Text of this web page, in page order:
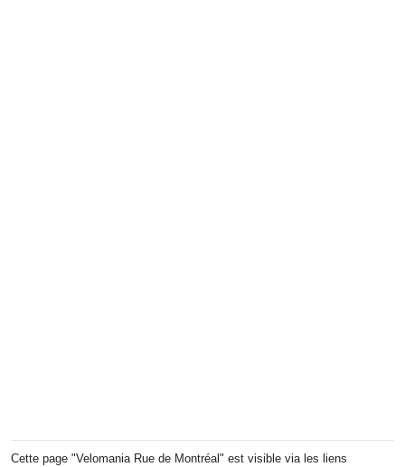
Cette page "Velomania Rue de Montréal" est visible via les liens